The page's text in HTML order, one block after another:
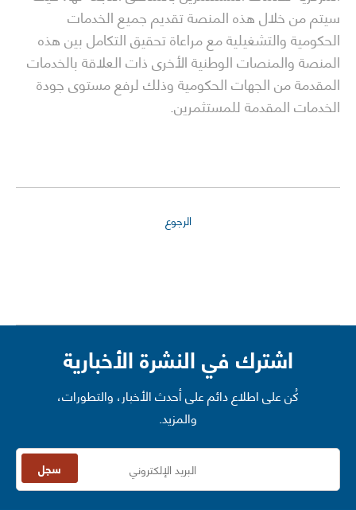
سيتم من خلال هذه المنصة تقديم جميع الخدمات
الحكومية والتشغيلية مع مراعاة تحقيق التكامل بين هذه
المنصة والمنصات الوطنية الأخرى ذات العلاقة بالخدمات
المقدمة من الجهات الحكومية وذلك لرفع مستوى جودة
الخدمات المقدمة للمستثمرين.
الرجوع
اشترك في النشرة الأخبارية
كُن على اطلاع دائم على أحدث الأخبار، والتطورات،
والمزيد.
سجل